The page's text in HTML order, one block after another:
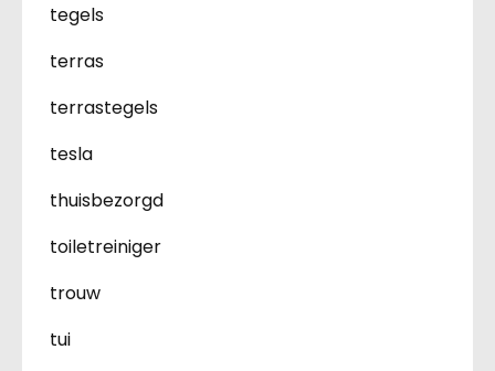
tegels
terras
terrastegels
tesla
thuisbezorgd
toiletreiniger
trouw
tui